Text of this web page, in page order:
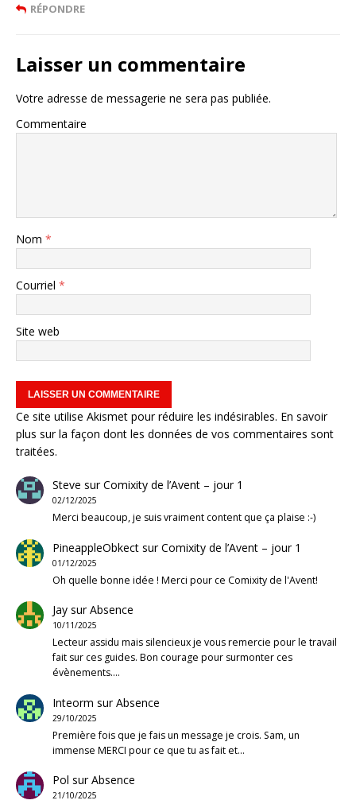
RÉPONDRE
Laisser un commentaire
Votre adresse de messagerie ne sera pas publiée.
Commentaire
Nom *
Courriel *
Site web
Ce site utilise Akismet pour réduire les indésirables. En savoir
plus sur la façon dont les données de vos commentaires sont
traitées.
Steve surComixity de l’Avent – jour 1
02/12/2025
Merci beaucoup, je suis vraiment content que ça plaise :-)
PineappleObkectsurComixity de l’Avent – jour 1
01/12/2025
Oh quelle bonne idée ! Merci pour ce Comixity de l'Avent!
JaysurAbsence
10/11/2025
Lecteur assidu mais silencieux je vous remercie pour le travail
fait sur ces guides. Bon courage pour surmonter ces
évènements.…
Inteorm surAbsence
29/10/2025
Première fois que je fais un message je crois. Sam, un
immense MERCI pour ce que tu as fait et…
Pol surAbsence
21/10/2025